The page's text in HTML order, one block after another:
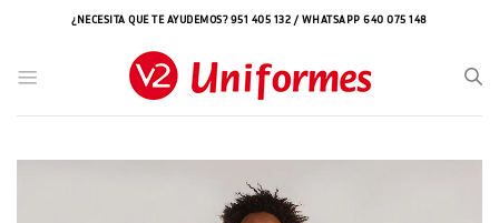
¿NECESITA QUE TE AYUDEMOS? 951 405 132 / WHATSAPP 640 075 148